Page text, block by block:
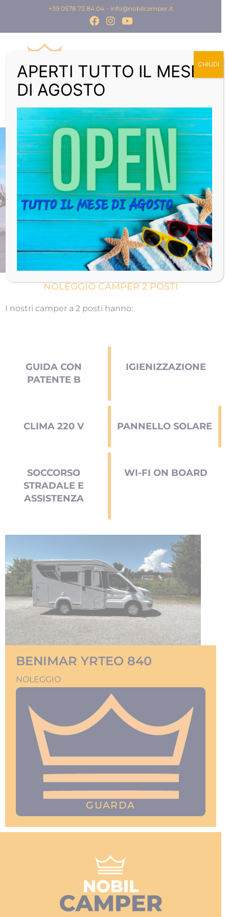
+39 0578 73 84 04– info@nobilcamper.it
Noleggio Camper
PER UNA VACANZA UNICA
NOLEGGIO CAMPER 2 POSTI
I nostri camper a 2 posti hanno:
GUIDA CON
PATENTE B
IGIENIZZAZIONE
CLIMA 220 V PANNELLO SOLARE
SOCCORSO
STRADALE E
ASSISTENZA
WI-FI ON BOARD
BENIMAR YRTEO 840
NOLEGGIO
GUARDA
APERTI TUTTO IL MESE
DI AGOSTO
CHIUDI